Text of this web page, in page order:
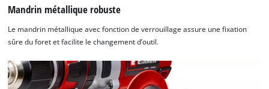
Mandrin métallique robuste
Le mandrin métallique avec fonction de verrouillage assure une fixation
sûre du foret et facilite le changement d’outil.